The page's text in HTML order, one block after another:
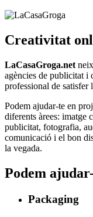
Creativitat
LaCasaGroga.net
agències de publicitat i
professional de satisfer
Podem ajudar-te en
diferents àrees: imatge
publicitat, fotografia,
comunicació i el bon
la vegada.
Podem
Packaging